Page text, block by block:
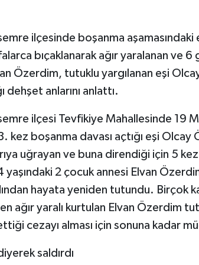
ilçesinde boşanma aşamasındaki
bıçaklanarak ağır yaralanan ve 6
Özerdim, tutuklu yargılanan eşi
dehşet anlarını anlattı.
ilçesi Tevfikiye Mahallesinde 19
kez boşanma davası açtığı eşi
uğrayan ve buna direndiği için 5
yaşındaki 2 çocuk annesi Elvan
hayata yeniden tutundu. Birçok
ağır yaralı kurtulan Elvan Özerdim
cezayı alması için sonuna kadar
saldırdı